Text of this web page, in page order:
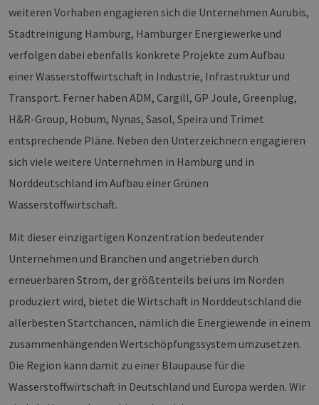
weiteren Vorhaben engagieren sich die Unternehmen Aurubis,
Stadtreinigung Hamburg, Hamburger Energiewerke und
verfolgen dabei ebenfalls konkrete Projekte zum Aufbau
einer Wasserstoffwirtschaft in Industrie, Infrastruktur und
Transport. Ferner haben ADM, Cargill, GP Joule, Greenplug,
H&R-Group, Hobum, Nynas, Sasol, Speira und Trimet
entsprechende Pläne. Neben den Unterzeichnern engagieren
sich viele weitere Unternehmen in Hamburg und in
Norddeutschland im Aufbau einer Grünen
Wasserstoffwirtschaft.
Mit dieser einzigartigen Konzentration bedeutender
Unternehmen und Branchen und angetrieben durch
erneuerbaren Strom, der größtenteils bei uns im Norden
produziert wird, bietet die Wirtschaft in Norddeutschland die
allerbesten Startchancen, nämlich die Energiewende in einem
zusammenhängenden Wertschöpfungssystem umzusetzen.
Die Region kann damit zu einer Blaupause für die
Wasserstoffwirtschaft in Deutschland und Europa werden. Wir